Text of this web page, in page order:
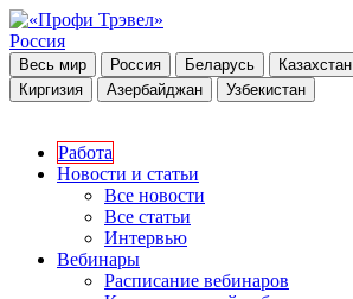
Россия
Весь мир Россия Беларусь Казахстан
Киргизия
Азербайджан Узбекистан
Работа
Новости и статьи
Все новости
Все статьи
Интервью
Вебинары
Расписание вебинаров